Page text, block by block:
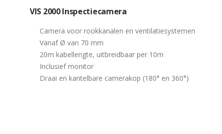
VIS 2000 Inspectiecamera
Camera voor rookkanalen en ventilatiesystemen
Vanaf Ø van 70 mm
20m kabellengte, uitbreidbaar per 10m
Inclusief monitor
Draai en kantelbare camerakop (180° en 360°)